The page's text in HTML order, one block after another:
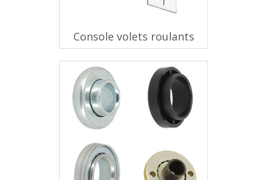
Console volets roulants